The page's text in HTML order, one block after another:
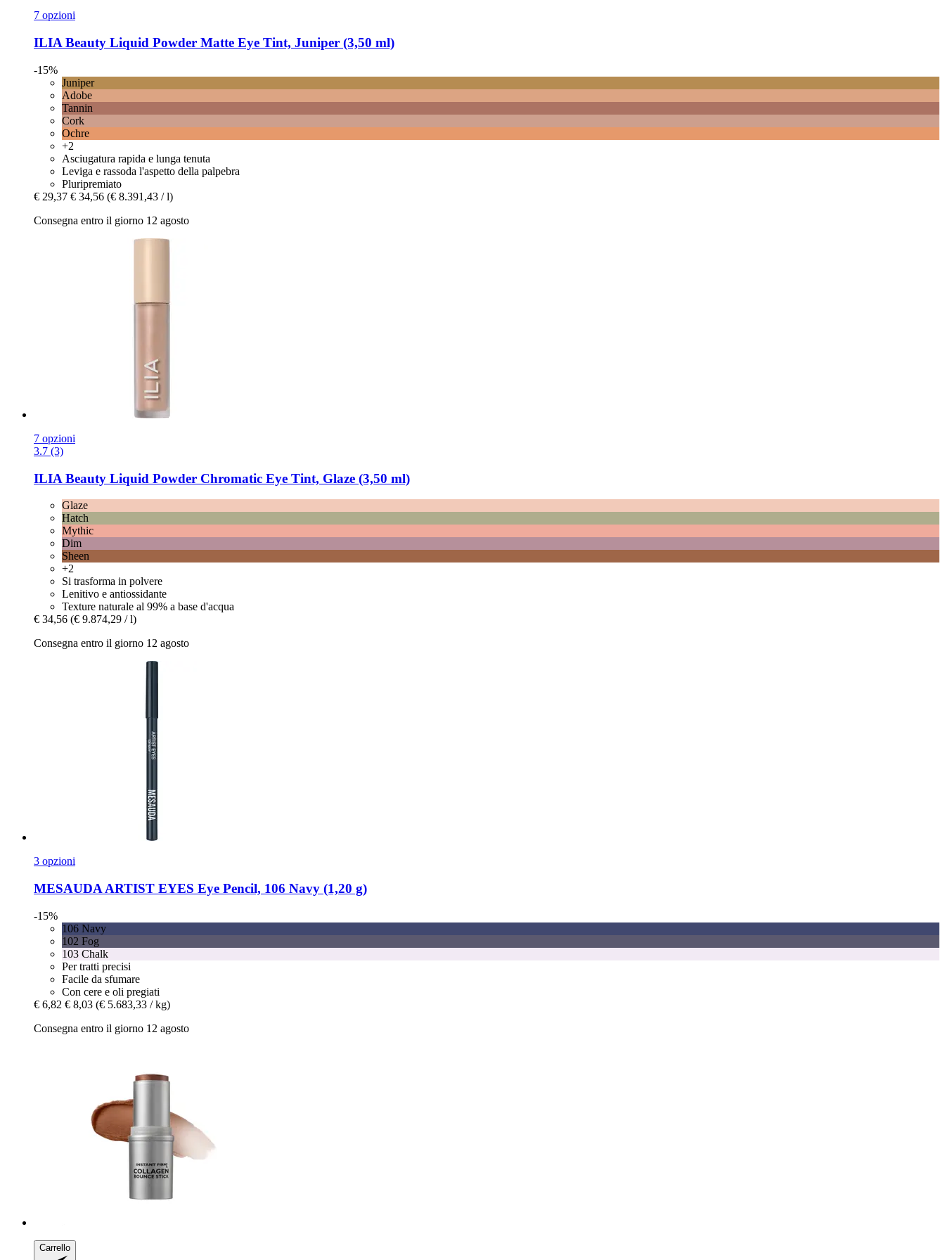
7 opzioni
ILIA Beauty Liquid Powder Matte Eye Tint, Juniper (3,50 ml)
-15%
Juniper
Adobe
Tannin
Cork
Ochre
+2
Asciugatura rapida e lunga tenuta
Leviga e rassoda l'aspetto della palpebra
Pluripremiato
€ 29,37 € 34,56 (€ 8.391,43 / l)
Consegna entro il giorno 12 agosto
7 opzioni
3.7 (3)
ILIA Beauty Liquid Powder Chromatic Eye Tint, Glaze (3,50 ml)
Glaze
Hatch
Mythic
Dim
Sheen
+2
Si trasforma in polvere
Lenitivo e antiossidante
Texture naturale al 99% a base d'acqua
€ 34,56 (€ 9.874,29 / l)
Consegna entro il giorno 12 agosto
3 opzioni
MESAUDA ARTIST EYES Eye Pencil, 106 Navy (1,20 g)
-15%
106 Navy
102 Fog
103 Chalk
Per tratti precisi
Facile da sfumare
Con cere e oli pregiati
€ 6,82 € 8,03 (€ 5.683,33 / kg)
Consegna entro il giorno 12 agosto
Carrello